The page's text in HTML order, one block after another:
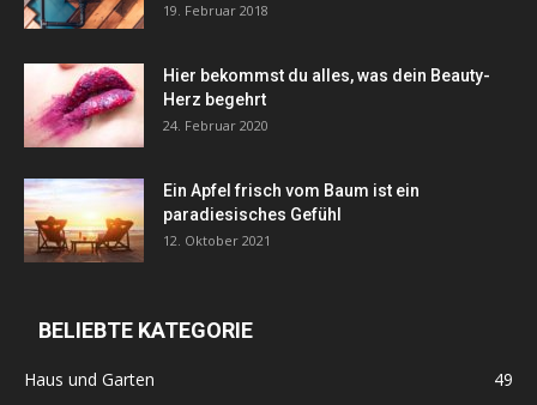
19. Februar 2018
Hier bekommst du alles, was dein Beauty-
Herz begehrt
24. Februar 2020
Ein Apfel frisch vom Baum ist ein
paradiesisches Gefühl
12. Oktober 2021
BELIEBTE KATEGORIE
Haus und Garten
49